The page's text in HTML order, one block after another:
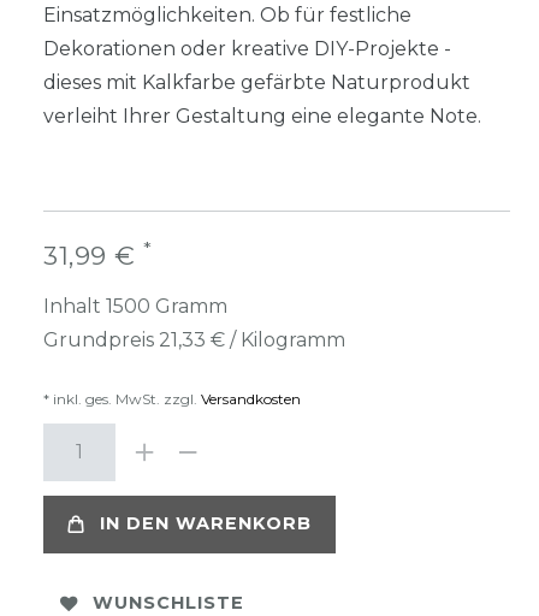
Einsatzmöglichkeiten. Ob für festliche
Dekorationen oder kreative DIY-Projekte -
dieses mit Kalkfarbe gefärbte Naturprodukt
verleiht Ihrer Gestaltung eine elegante Note.
31,99 € *
Inhalt 1500 Gramm
Grundpreis 21,33 € / Kilogramm
* inkl. ges. MwSt. zzgl. Versandkosten
IN DEN WARENKORB
WUNSCHLISTE